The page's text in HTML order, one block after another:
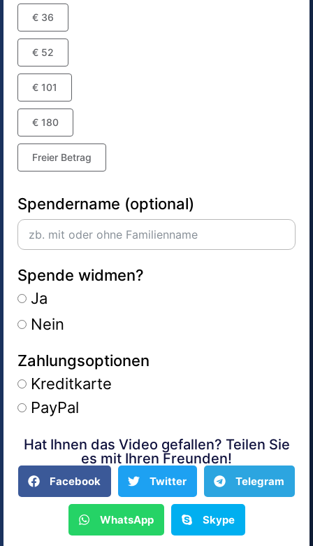
€ 36
€ 52
€ 101
€ 180
Freier Betrag
Spendername (optional)
Spende widmen?
Ja
Nein
Zahlungsoptionen
Kreditkarte
PayPal
Alternative:
Hat Ihnen das Video gefallen? Teilen Sie
es mit Ihren Freunden!
Facebook Twitter Telegram
WhatsApp Skype